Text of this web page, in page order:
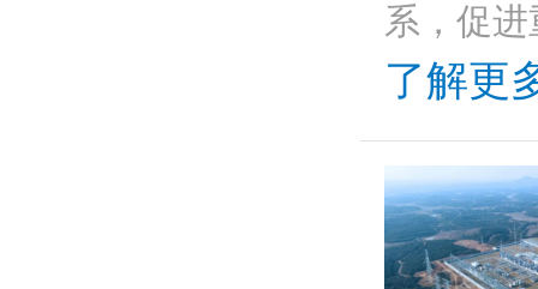
系，促
了解更